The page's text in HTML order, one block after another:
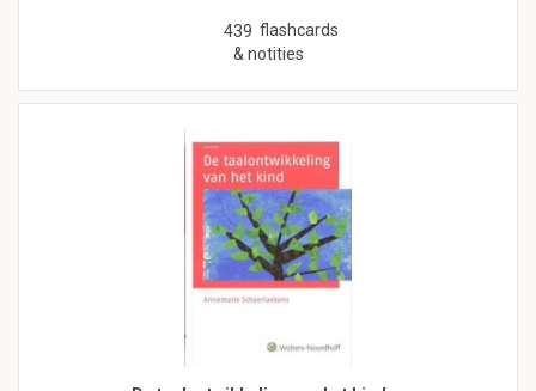
439 flashcards
& notities